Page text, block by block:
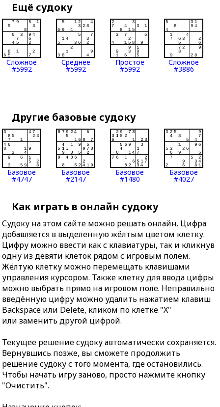
Ещё судоку
Сложное
#5992
Среднее
#5992
Простое
#5992
Сложное
#3886
Другие базовые судоку
Базовое
#4747
Базовое
#2147
Базовое
#1480
Базовое
#4027
Как играть в онлайн судоку
Судоку на этом сайте можно решать онлайн. Цифра
добавляется в выделенную жёлтым цветом клетку.
Цифру можно ввести как с клавиатуры, так и кликнув
одну из девяти клеток рядом с игровым полем.
Жёлтую клетку можно перемещать клавишами
управления курсором. Также клетку для ввода цифры
можно выбрать прямо на игровом поле. Неправильно
введённую цифру можно удалить нажатием клавиш
Backspace или Delete, кликом по клетке "X"
или заменить другой цифрой.
Текущее решение судоку автоматически сохраняется.
Вернувшись позже, вы сможете продолжить
решение судоку с того момента, где остановились.
Чтобы начать игру заново, просто нажмите кнопку
"Очистить".